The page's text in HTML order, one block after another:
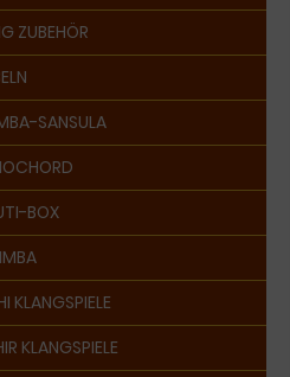
ZUBEHÖR
SANSULA
BOX
KLANGSPIELE
KLANGSPIELE